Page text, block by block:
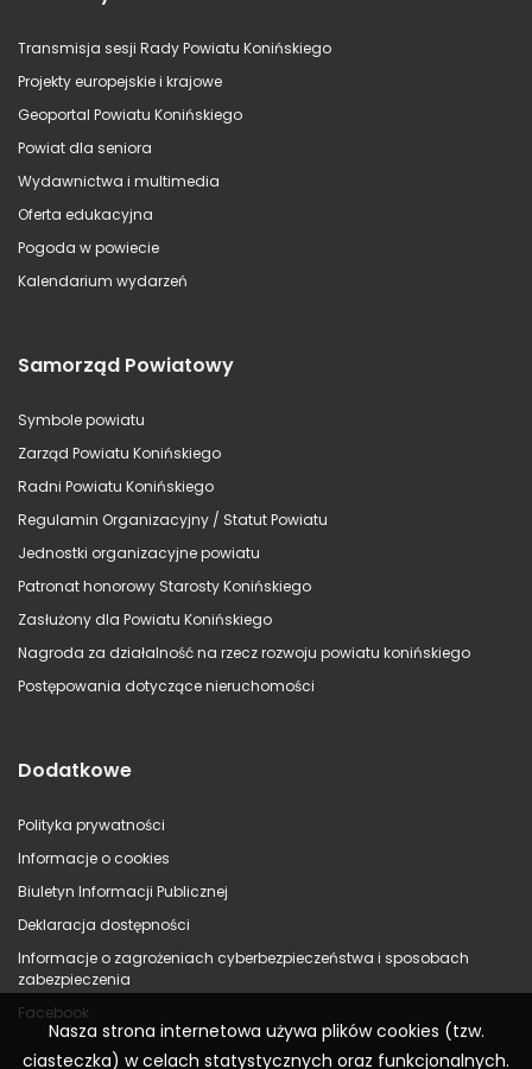
Transmisja sesji Rady Powiatu Konińskiego
Projekty europejskie i krajowe
Geoportal Powiatu Konińskiego
Powiat dla seniora
Wydawnictwa i multimedia
Oferta edukacyjna
Pogoda w powiecie
Kalendarium wydarzeń
Samorząd Powiatowy
Symbole powiatu
Zarząd Powiatu Konińskiego
Radni Powiatu Konińskiego
Regulamin Organizacyjny / Statut Powiatu
Jednostki organizacyjne powiatu
Patronat honorowy Starosty Konińskiego
Zasłużony dla Powiatu Konińskiego
Nagroda za działalność na rzecz rozwoju powiatu konińskiego
Postępowania dotyczące nieruchomości
Dodatkowe
Polityka prywatności
Informacje o cookies
Biuletyn Informacji Publicznej
Deklaracja dostępności
Informacje o zagrożeniach cyberbezpieczeństwa i sposobach
zabezpieczenia
Facebook
Nasza strona internetowa używa plików cookies (tzw.
ciasteczka) w celach statystycznych oraz funkcjonalnych.